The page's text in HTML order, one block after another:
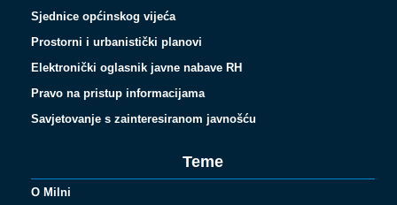
Sjednice općinskog vijeća
Prostorni i urbanistički planovi
Elektronički oglasnik javne nabave RH
Pravo na pristup informacijama
Savjetovanje s zainteresiranom javnošću
Teme
O Milni